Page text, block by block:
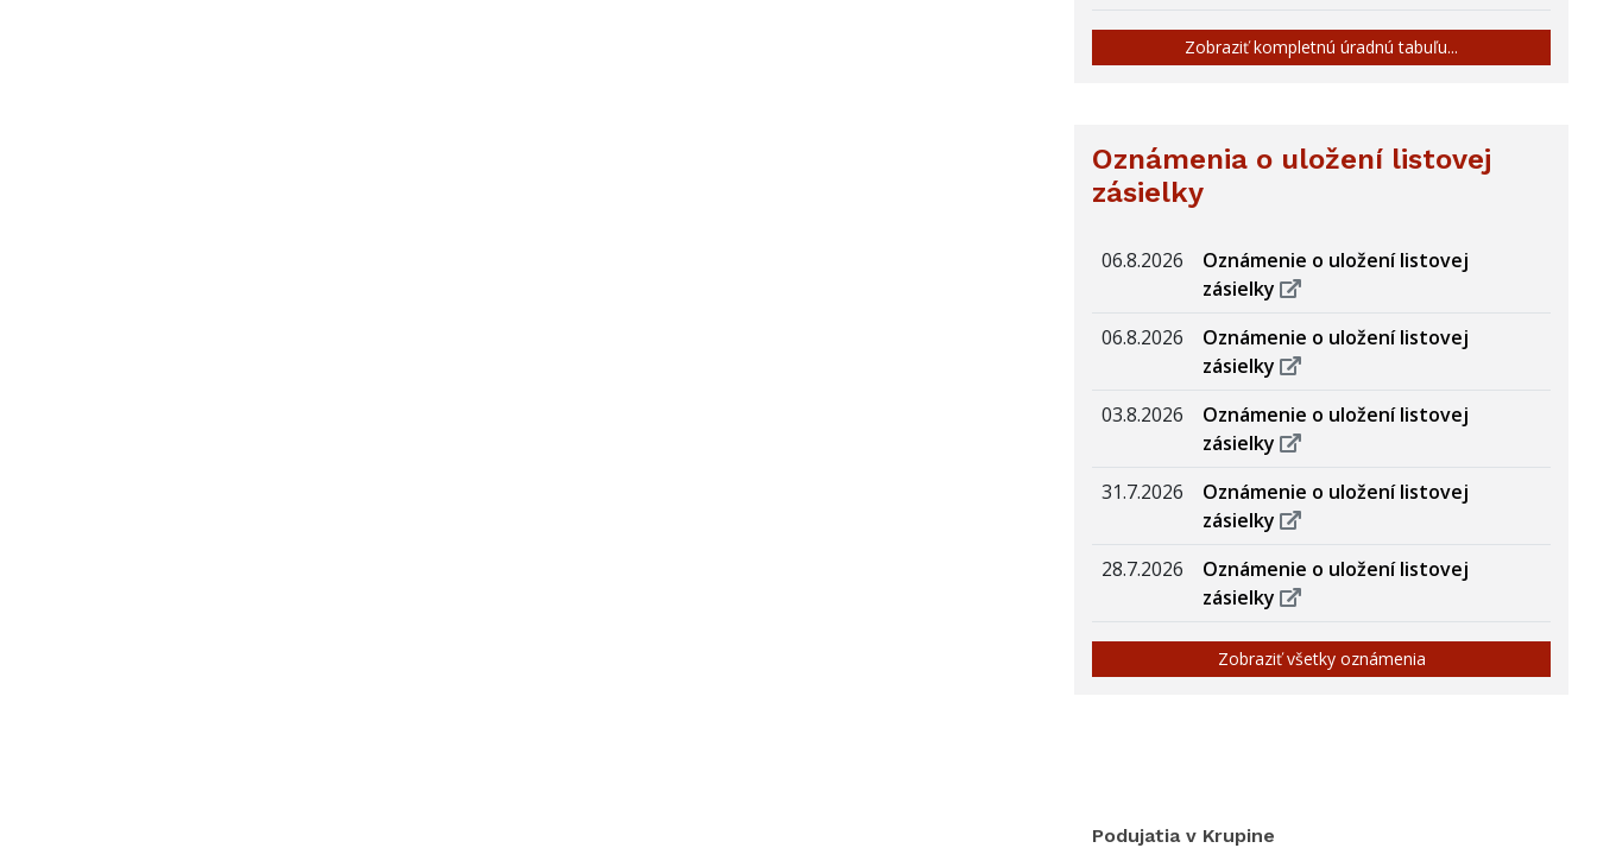
Zobraziť kompletnú úradnú tabuľu...
Oznámenia o uložení listovej
zásielky
06.8.2026
Oznámenie o uložení listovej
zásielky
06.8.2026
Oznámenie o uložení listovej
zásielky
03.8.2026
Oznámenie o uložení listovej
zásielky
31.7.2026
Oznámenie o uložení listovej
zásielky
28.7.2026
Oznámenie o uložení listovej
zásielky
Zobraziť všetky oznámenia
Podujatia v Krupine